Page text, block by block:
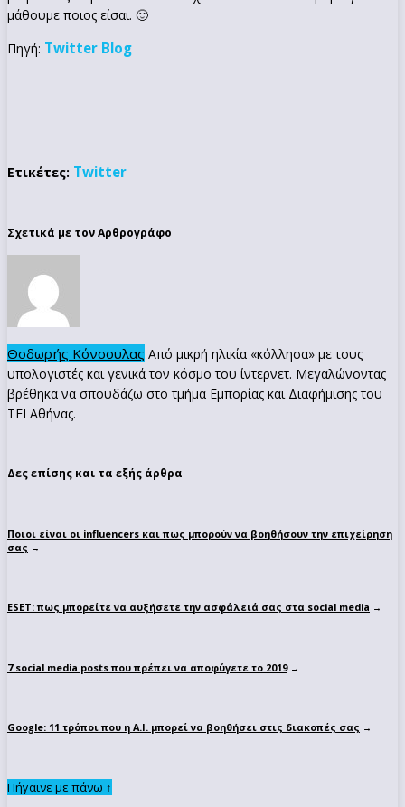
μάθουμε ποιος είσαι. 🙂
Πηγή: Twitter Blog
Ετικέτες: Twitter
Σχετικά με τον Αρθρογράφο
Θοδωρής Κόνσουλας Από μικρή ηλικία «κόλλησα» με τους
υπολογιστές και γενικά τον κόσμο του ίντερνετ. Μεγαλώνοντας
βρέθηκα να σπουδάζω στο τμήμα Εμπορίας και Διαφήμισης του
ΤΕΙ Αθήνας.
Δες επίσης και τα εξής άρθρα
Ποιοι είναι οι influencers και πως μπορούν να βοηθήσουν την επιχείρηση
σας →
ESET: πως μπορείτε να αυξήσετε την ασφάλειά σας στα social media →
7 social media posts που πρέπει να αποφύγετε το 2019→
Google: 11 τρόποι που η A.I. μπορεί να βοηθήσει στις διακοπές σας →
Πήγαινε με πάνω ↑